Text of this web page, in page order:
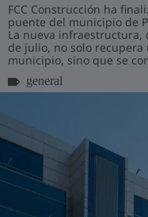
FCC Construcción ha
puente del municipio de
La nueva infraestructura,
de julio, no solo recupera
municipio, sino que se
homenaje permanente...
general